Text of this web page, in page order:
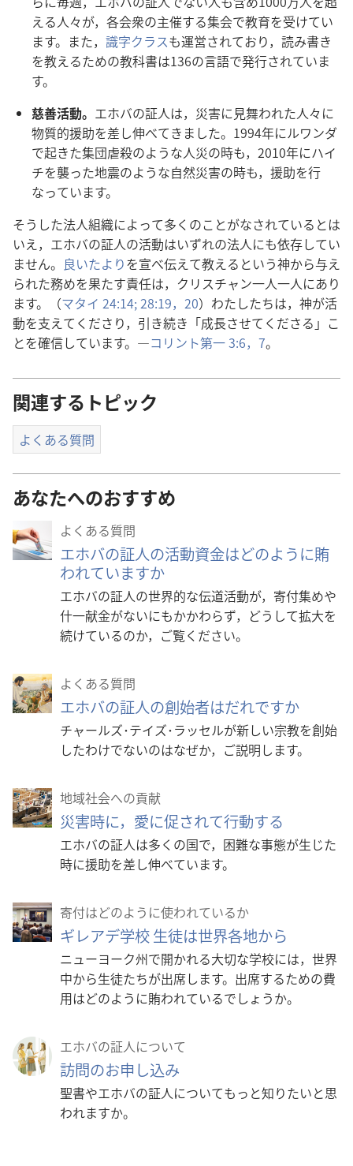
える人々が， 各会衆の主催する集会で教育を受けてい
ます。また， 識字クラスも運営されており， 読み書き
を教えるための教科書は136の言語で発行されていま
す。
慈善活動。 エホバの証人は， 災害に見舞われた人々に
物質的援助を差し伸べてきました。1994年にルワンダ
で起きた集団虐殺のような人災の時も，2010年にハイ
チを襲った地震のような自然災害の時も， 援助を行
なっています。
そうした法人組織によって多くのことがなされているとは
いえ，エホバの証人の活動はいずれの法人にも依存してい
ません。 良いたよりを宣べ伝えて教えるという神から与え
られた務めを果たす責任は，クリスチャン一人一人にあり
ます。（マタイ 24:14;28:19，20）わたしたちは， 神が活
動を支えてくださり， 引き続き「成長させてくださる」こ
とを確信しています。―コリント第一3:6，7。
関連するトピック
よくある質問
あなたへのおすすめ
よくある質問
エホバの証人の活動資金はどのように賄
われていますか
エホバの証人の世界的な伝道活動が，寄付集めや
什一献金がないにもかかわらず，どうして拡大を
続けているのか，ご覧ください。
よくある質問
エホバの証人の創始者はだれですか
チャールズ･テイズ･ラッセルが新しい宗教を創始
したわけでないのはなぜか，ご説明します。
地域社会への貢献
災害時に，愛に促されて行動する
エホバの証人は多くの国で，困難な事態が生じた
時に援助を差し伸べています。
寄付はどのように使われているか
ギレアデ学校 生徒は世界各地から
ニューヨーク州で開かれる大切な学校には，世界
中から生徒たちが出席します。出席するための費
用はどのように賄われているでしょうか。
エホバの証人について
訪問のお申し込み
聖書やエホバの証人についてもっと知りたいと思
われますか。